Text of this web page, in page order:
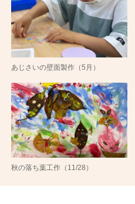
あじさいの壁面製作（5月）
秋の落ち葉工作（11/28）